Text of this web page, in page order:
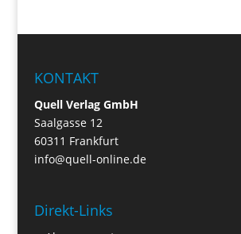
KONTAKT
Quell Verlag GmbH
Saalgasse 12
60311 Frankfurt
info@quell-online.de
Direkt-Links